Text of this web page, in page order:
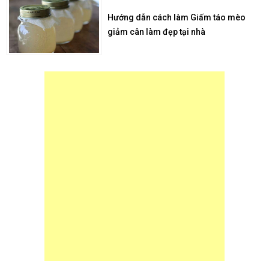
Hướng dẫn cách làm Giấm táo mèo
giảm cân làm đẹp tại nhà